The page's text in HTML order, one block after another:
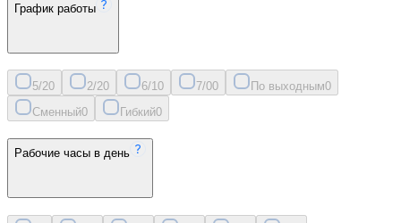
График работы
5/20 2/20 6/10 7/00 По выходным0
Сменный0 Гибкий0
Рабочие часы в день